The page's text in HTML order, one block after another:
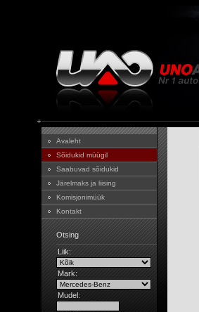
Avaleht
Sõidukid müügil
Saabuvad sõidukid
Järelmaks ja liising
Komisjonimüük
Kontakt
Otsing
Liik:
Mark:
Mudel: